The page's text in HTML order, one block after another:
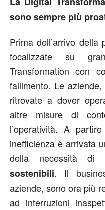
sono sempre più
Prima dell’arrivo della
focalizzate su
Transformation con
fallimento. Le
ritrovate a dover
altre misure di
l’operatività. A
inefficienza è arrivata
della necessità di
sostenibili. Il
aziende, sono ora più
ad interruzioni